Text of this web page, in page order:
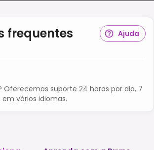
frequentes Ajuda
Oferecemos suporte 24 horas por dia, 7
vários idiomas.